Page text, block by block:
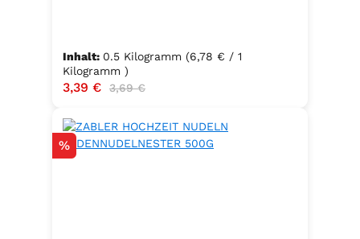
Inhalt: 0.5 Kilogramm (6,78 € / 1
Kilogramm )
Verkaufspreis:
3,39 € Regulärer Preis:
3,69 €
Rabatt
%